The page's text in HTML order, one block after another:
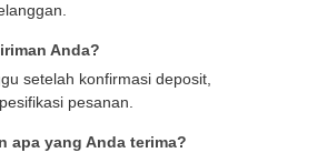
Anda?
setelah konfirmasi deposit,
pesanan.
apa yang Anda terima?